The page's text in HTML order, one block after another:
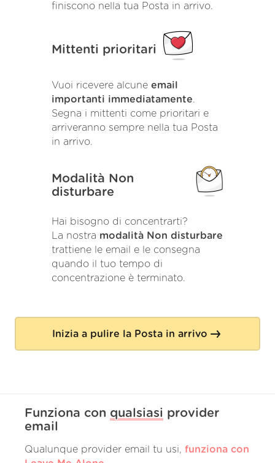
finiscono nella tua Posta in arrivo.
Mittenti prioritari
Vuoi ricevere alcune email
importanti immediatamente.
Segna i mittenti come prioritari e
arriveranno sempre nella tua Posta
in arrivo.
Modalità Non
disturbare
Hai bisogno di concentrarti?
La nostra modalità Non disturbare
trattiene le email e le consegna
quando il tuo tempo di
concentrazione è terminato.
Inizia a pulire la Posta in arrivo
Funziona con qualsiasi provider
email
Qualunque provider email tu usi, funziona con